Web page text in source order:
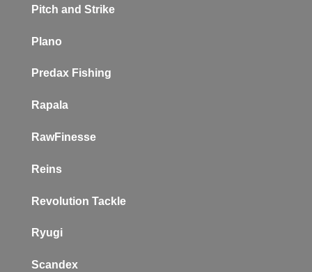
Pitch and Strike
Plano
Predax Fishing
Rapala
RawFinesse
Reins
Revolution Tackle
Ryugi
Scandex